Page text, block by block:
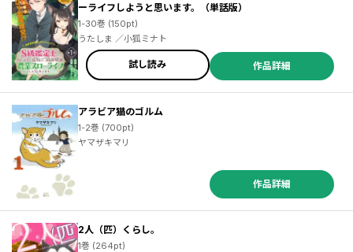
ーライフしようと思います。（単話版）
1-30巻 (150pt)
うたしま ／小狐ミナト
試し読み 作品詳細
アラビア猫のゴルム
1-2巻 (700pt)
ヤマザキマリ
作品詳細
2人（匹）くらし。
1巻 (264pt)